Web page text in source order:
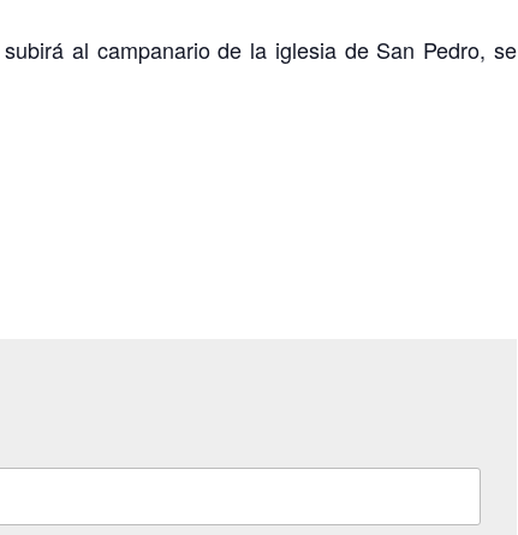
al campanario de la iglesia de San Pedro, se